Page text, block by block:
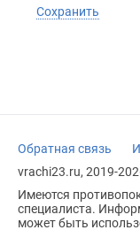
Сохранить
Обратная связь
vrachi23.ru, 2019-
Имеются
специалиста.
может быть